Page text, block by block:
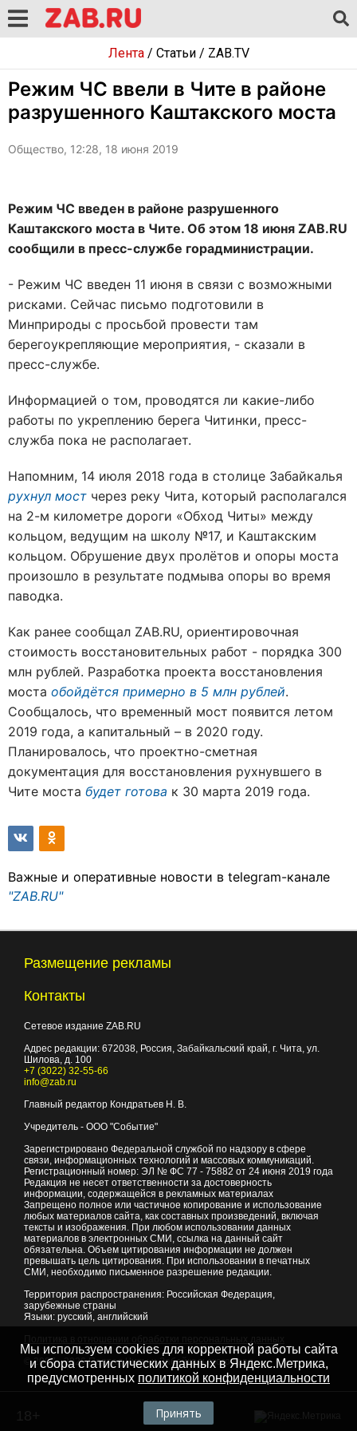
Лента/ Статьи/ ZAB.TV
Режим ЧС ввели в Чите в районе
разрушенного Каштакского моста
Общество, 12:28, 18 июня 2019
Режим ЧС введен в районе разрушенного
Каштакского моста в Чите. Об этом 18 июня ZAB.RU
сообщили в пресс-службе горадминистрации.
- Режим ЧС введен 11 июня в связи с возможными
рисками. Сейчас письмо подготовили в
Минприроды с просьбой провести там
берегоукрепляющие мероприятия, - сказали в
пресс-службе.
Информацией о том, проводятся ли какие-либо
работы по укреплению берега Читинки, пресс-
служба пока не располагает.
Напомним, 14 июля 2018 года в столице Забайкалья
рухнул мост через реку Чита, который располагался
на 2-м километре дороги «Обход Читы» между
кольцом, ведущим на школу №17, и Каштакским
кольцом. Обрушение двух пролётов и опоры моста
произошло в результате подмыва опоры во время
паводка.
Как ранее сообщал ZAB.RU, ориентировочная
стоимость восстановительных работ - порядка 300
млн рублей. Разработка проекта восстановления
моста обойдётся примерно в 5 млн рублей.
Сообщалось, что временный мост появится летом
2019 года, а капитальный – в 2020 году.
Планировалось, что проектно-сметная
документация для восстановления рухнувшего в
Чите моста будет готова к 30 марта 2019 года.
Важные и оперативные новости в telegram-канале
"ZAB.RU"
Размещение рекламы
Контакты
Сетевое издание ZAB.RU
Адрес редакции: 672038, Россия, Забайкальский край, г. Чита, ул.
Шилова, д. 100
+7 (3022) 32-55-66
info@zab.ru
Главный редактор Кондратьев Н. В.
Учредитель - ООО "Событие"
Зарегистрировано Федеральной службой по надзору в сфере
связи, информационных технологий и массовых коммуникаций.
Регистрационный номер: ЭЛ № ФС 77 - 75882 от 24 июня 2019 года
Редакция не несет ответственности за достоверность
информации, содержащейся в рекламных материалах
Запрещено полное или частичное копирование и использование
любых материалов сайта, как составных произведений, включая
тексты и изображения. При любом использовании данных
материалов в электронных СМИ, ссылка на данный сайт
обязательна. Объем цитирования информации не должен
превышать цель цитирования. При использовании в печатных
СМИ, необходимо письменное разрешение редакции.
Территория распространения: Российская Федерация,
зарубежные страны
Языки: русский, английский
© 2007 - 2026Портал Читы и Забайкальского края
Мы используем cookies для корректной работы сайта
и сбора статистических данных в Яндекс.Метрика,
предусмотренных политикой конфиденциальности
Принять